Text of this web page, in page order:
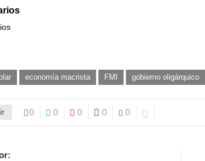
economía macrista FMI gobierno oligárquico
0 0 0 0 0